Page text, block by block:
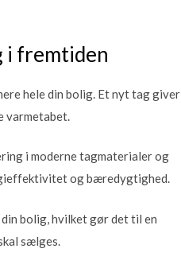
i fremtiden
hele din bolig. Et nyt tag giver
varmetabet.
i moderne tagmaterialer og
og bæredygtighed.
bolig, hvilket gør det til en
sælges.